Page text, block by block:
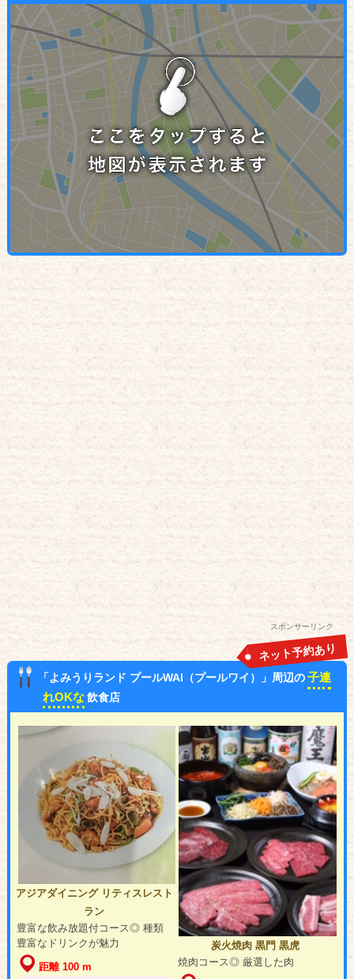
スポンサーリンク
「よみうりランド プールWAI（プールワイ）」周辺の子連
れOKな 飲食店
ネット予約あり
アジアダイニング リティスレスト
ラン
豊富な飲み放題付コース◎ 種類
豊富なドリンクが魅力
距離 100 m
炭火焼肉 黒門 黒虎
焼肉コース◎ 厳選した肉